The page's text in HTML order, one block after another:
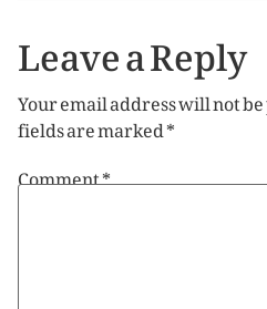
Leave a Reply
Your email address will not
fields are marked*
Comment*